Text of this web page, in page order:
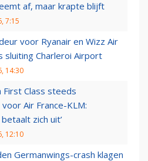
af, maar krapte blijft
7:15
voor Ryanair en Wizz Air
sluiting Charleroi Airport
14:30
First Class steeds
Air France-KLM:
zich uit’
12:10
Germanwings-crash klagen